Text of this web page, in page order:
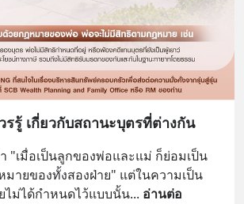
รู้ เกี่ยวกับสถานะบุตรที่ต่างกัน
"เมื่อเป็นลูกของพ่อและแม่ ก็ย่อมเป็น
ายของทั้งสองฝ่าย" แต่ในความเป็น
ไม่ได้กำหนดไว้แบบนั้น... อ่านต่อ